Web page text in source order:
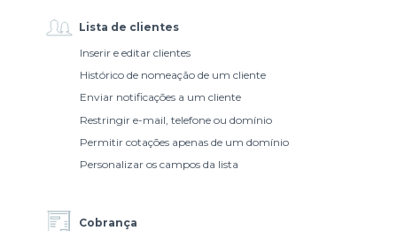
Lista de clientes
Inserir e editar clientes
Histórico de nomeação de um cliente
Enviar notificações a um cliente
Restringir e-mail, telefone ou domínio
Permitir cotações apenas de um domínio
Personalizar os campos da lista
Cobrança